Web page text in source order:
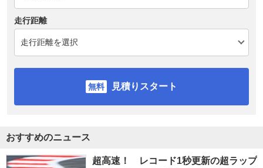
走行距離
見積りスタート
おすすめのニュース
超高速！ レコード1秒更新の超ラップ